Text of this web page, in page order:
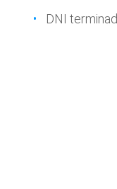
DNI